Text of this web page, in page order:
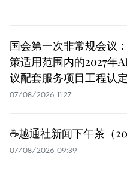
国会第一次非常规会议
策适用范围内的2027年
议配套服务项目工程认
07/08/2026 11:27
☕️越通社新闻下午茶（
07/08/2026 09:39